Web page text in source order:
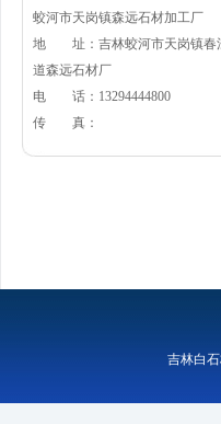
蛟河市天岗镇森远石材加工厂
地 址：吉林蛟河市天岗镇春
道森远石材厂
电 话：13294444800
传 真：
吉林白